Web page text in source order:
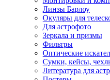
Линзы Барлоу
Окуляры для
Для астрофото
Зеркала и призмы
Фильтры
Оптические
Сумки, кейсы,
Литература для